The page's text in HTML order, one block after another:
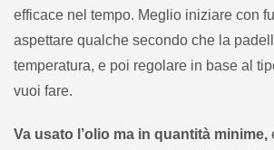
efficace nel tempo. Meglio iniziare con
aspettare qualche secondo che la
temperatura, e poi regolare in base al
vuoi fare.
Va usato l’olio ma in quantità minime,